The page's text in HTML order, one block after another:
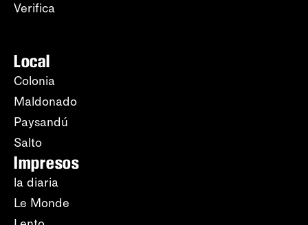
Verifica
Local
Colonia
Maldonado
Paysandú
Salto
Impresos
la diaria
Le Monde